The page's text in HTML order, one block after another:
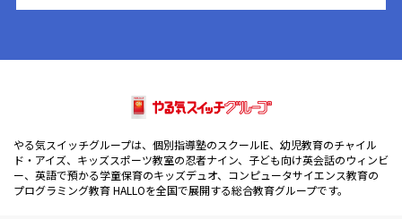
やる気スイッチグループは、個別指導塾のスクールIE、幼児教育のチャイル
ド・アイズ、キッズスポーツ教室の忍者ナイン、子ども向け英会話のウィンビ
ー、英語で預かる学童保育のキッズデュオ、コンピュータサイエンス教育の
プログラミング教育 HALLOを全国で展開する総合教育グループです。